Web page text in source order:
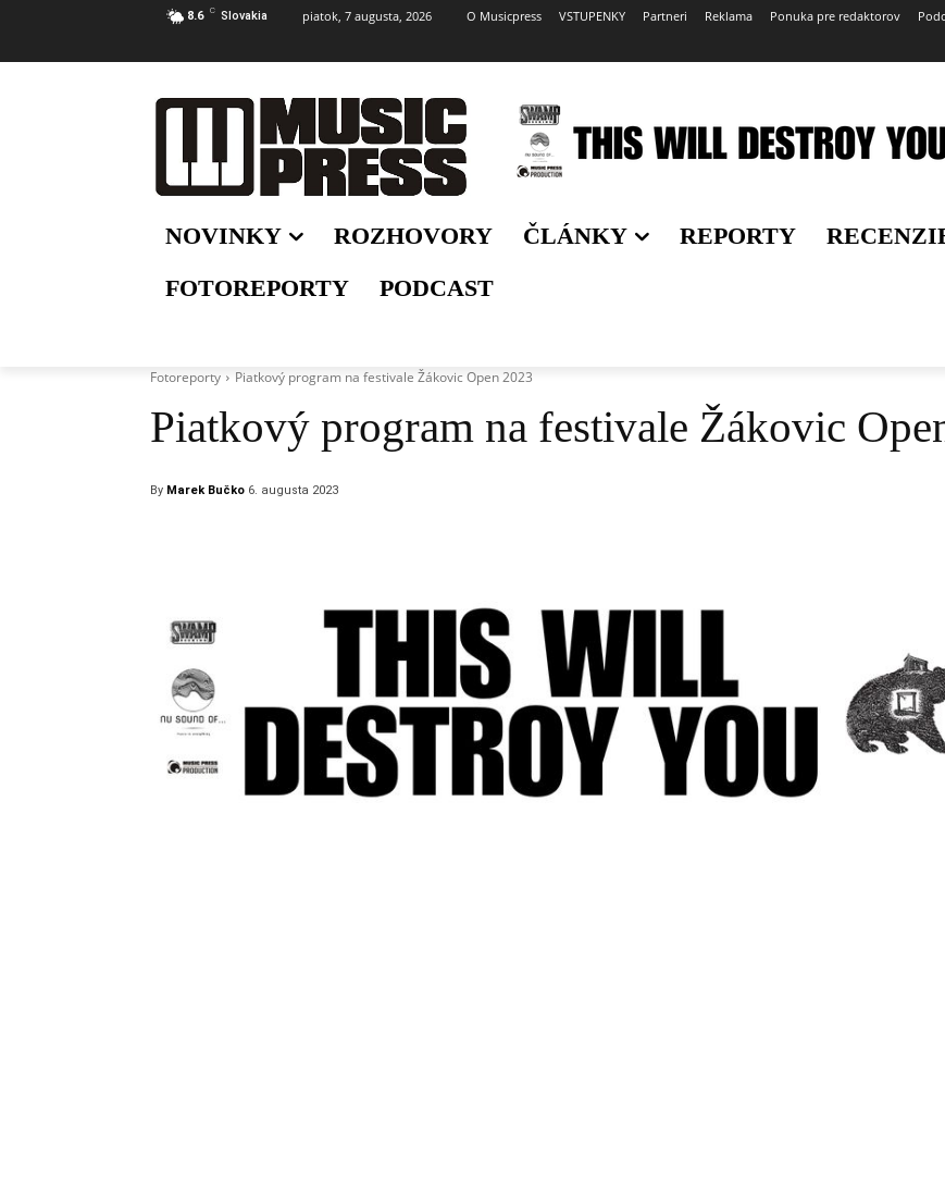
8.6 C Slovakia piatok, 7 augusta, 2026 O Musicpress VSTUPENKY Partneri Reklama Ponuka pre redaktorov
NOVINKY ROZHOVORY ČLÁNKY REPORTY
FOTOREPORTY
PODCAST
Fotoreporty Piatkový program na festivale Žákovic Open 2023
Piatkový program na festivale Žákovic
By Marek Bučko 6. augusta 2023